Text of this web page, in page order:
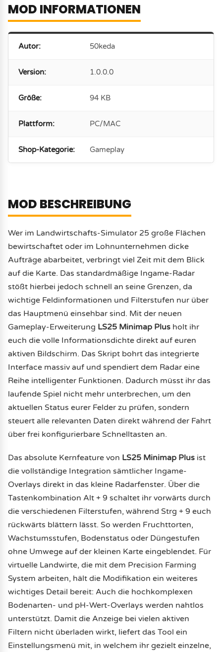
MOD INFORMATIONEN
Autor: 50keda
Version: 1.0.0.0
Größe: 94 KB
Plattform: PC/MAC
Shop-Kategorie: Gameplay
MOD BESCHREIBUNG
Wer im Landwirtschafts-Simulator 25 große Flächen
bewirtschaftet oder im Lohnunternehmen dicke
Aufträge abarbeitet, verbringt viel Zeit mit dem Blick
auf die Karte. Das standardmäßige Ingame-Radar
stößt hierbei jedoch schnell an seine Grenzen, da
wichtige Feldinformationen und Filterstufen nur über
das Hauptmenü einsehbar sind. Mit der neuen
Gameplay-Erweiterung LS25 Minimap Plus holt ihr
euch die volle Informationsdichte direkt auf euren
aktiven Bildschirm. Das Skript bohrt das integrierte
Interface massiv auf und spendiert dem Radar eine
Reihe intelligenter Funktionen. Dadurch müsst ihr das
laufende Spiel nicht mehr unterbrechen, um den
aktuellen Status eurer Felder zu prüfen, sondern
steuert alle relevanten Daten direkt während der Fahrt
über frei konfigurierbare Schnelltasten an.
Das absolute Kernfeature von LS25 Minimap Plus ist
die vollständige Integration sämtlicher Ingame-
Overlays direkt in das kleine Radarfenster. Über die
Tastenkombination Alt + 9 schaltet ihr vorwärts durch
die verschiedenen Filterstufen, während Strg + 9 euch
rückwärts blättern lässt. So werden Fruchttorten,
Wachstumsstufen, Bodenstatus oder Düngestufen
ohne Umwege auf der kleinen Karte eingeblendet. Für
virtuelle Landwirte, die mit dem Precision Farming
System arbeiten, hält die Modifikation ein weiteres
wichtiges Detail bereit: Auch die hochkomplexen
Bodenarten- und pH-Wert-Overlays werden nahtlos
unterstützt. Damit die Anzeige bei vielen aktiven
Filtern nicht überladen wirkt, liefert das Tool ein
Einstellungsmenü mit, in welchem ihr gezielt einzelne,